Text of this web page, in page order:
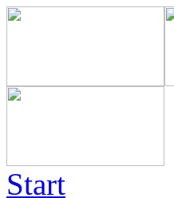
Start